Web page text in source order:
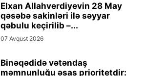
Elxan Allahverdiyevin 28 May
qəsəbə sakinləri ilə səyyar
qəbulu keçirilib –...
07 Avqust 2026
Binəqədidə vətəndaş
məmnunluğu əsas prioritetdir: